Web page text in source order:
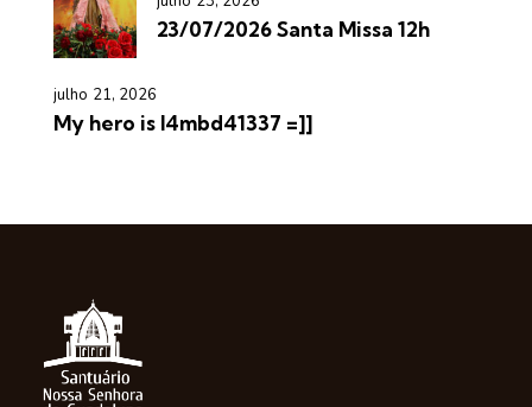
23/07/2026 Santa Missa 12h
julho 21, 2026
My hero is l4mbd41337 =]]